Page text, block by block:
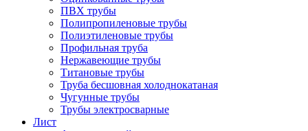
ПВХ трубы
Полипропиленовые трубы
Полиэтиленовые трубы
Профильная труба
Нержавеющие трубы
Титановые трубы
Труба бесшовная холоднокатаная
Чугунные трубы
Трубы электросварные
Лист